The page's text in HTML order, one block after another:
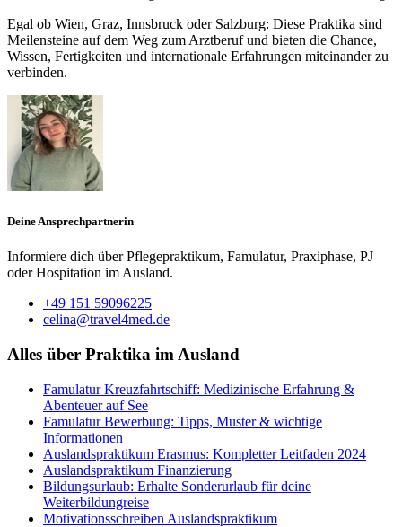
Egal ob Wien, Graz, Innsbruck oder Salzburg: Diese Praktika sind
Meilensteine auf dem Weg zum Arztberuf und bieten die Chance,
Wissen, Fertigkeiten und internationale Erfahrungen miteinander zu
verbinden.
Deine Ansprechpartnerin
Informiere dich über Pflegepraktikum, Famulatur, Praxiphase, PJ
oder Hospitation im Ausland.
+49 151 59096225
celina@travel4med.de
Alles über Praktika im Ausland
Famulatur Kreuzfahrtschiff: Medizinische Erfahrung &
Abenteuer auf See
Famulatur Bewerbung: Tipps, Muster & wichtige
Informationen
Auslandspraktikum Erasmus: Kompletter Leitfaden 2024
Auslandspraktikum Finanzierung
Bildungsurlaub: Erhalte Sonderurlaub für deine
Weiterbildungreise
​​Motivationsschreiben Auslandspraktikum